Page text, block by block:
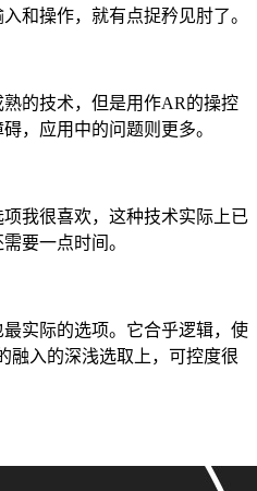
和操作，就有点捉矜见肘了。
的技术，但是用作AR的操控
，应用中的问题则更多。
我很喜欢，这种技术实际上已
要一点时间。
实际的选项。它合乎逻辑，使
融入的深浅选取上，可控度很